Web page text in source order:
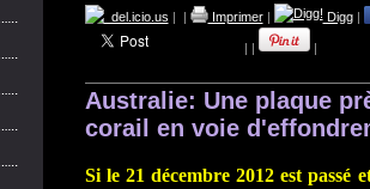
del.icio.us
Imprimer| Digg|
|
Australie: Une plaque
corail en voie
Si le 21 décembre 2012 est passé